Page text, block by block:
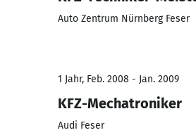
Auto Zentrum Nürnberg Feser
1 Jahr, Feb. 2008 - Jan. 2009
KFZ-Mechatroniker
Audi Feser